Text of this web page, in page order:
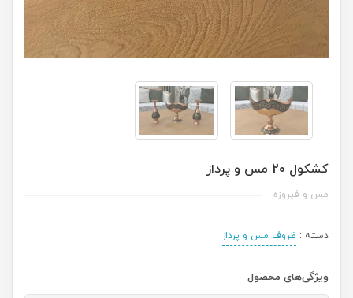
کشکول 20 مس و پرداز
مس و فیروزه
دسته : ظروف مس و پرداز
ویژگی‌های محصول